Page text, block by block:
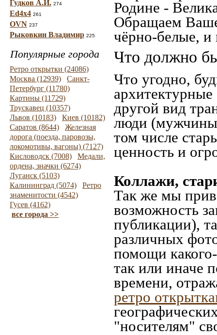
Гудков А.И. 274
Ed4x4 261
OVN 237
Рыковкин Владимир 225
Популярные города
Ретро открытки (24086)
Москва (12939)
Санкт-
Петербург (11780)
Картины (11729)
Трускавец (10357)
Львов (10183)
Киев (10182)
Саратов (8644)
Железная
дорога (поезда, паровозы,
локомотивы, вагоны) (7127)
Кисловодск (7008)
Медали,
ордена, значки (6274)
Луганск (5103)
Калининград (5074)
Ретро
знаменитости (4542)
Гусев (4162)
все города >>
Родине -
Обращаем
чёрно-белые, и
Что должно
Что угодно,
другой вид
люди
том числе
ценность и
Коллажи,
Так же мы
возможность
публикации),
различных
помощи
так или иначе
времени,
ретро
"носителям"